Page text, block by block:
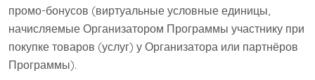
промо-бонусов (виртуальные условные единицы,
начисляемые Организатором Программы участнику при
покупке товаров (услуг) у Организатора или партнёров
Программы).